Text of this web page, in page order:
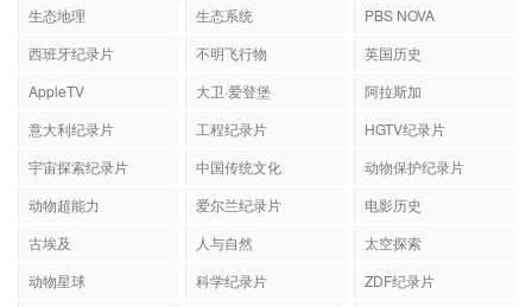
生态地理
生态系统
PBS NOVA
西班牙纪录片
不明飞行物
英国历史
AppleTV
大卫·爱登堡
阿拉斯加
意大利纪录片
工程纪录片
HGTV纪录片
宇宙探索纪录片
中国传统文化
动物保护纪录片
动物超能力
爱尔兰纪录片
电影历史
古埃及
人与自然
太空探索
动物星球
科学纪录片
ZDF纪录片